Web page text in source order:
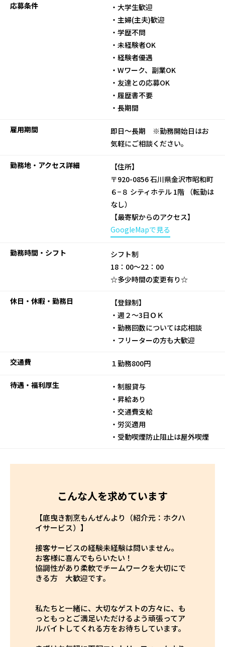
応募条件
・大学生歓迎
・主婦(主夫)歓迎
・学歴不問
・未経験者OK
・経験者優遇
・Wワーク、副業OK
・友達との応募OK
・履歴書不要
・長期間
雇用期間
即日～長期 ※勤務開始日はお
気軽にご相談ください。
勤務地・アクセス詳細
【住所】
〒920-0856 石川県金沢市昭和町
６−８ シティホテル 1階 （転勤は
なし）
【最寄駅からのアクセス】
GoogleMapで見る
勤務時間・シフト
シフト制
18：00～22：00
☆多少時間の変更有り☆
休日・休暇・勤務日
【登録制】
・週２～3日ＯＫ
・勤務回数については応相談
・フリーターの方も大歓迎
交通費 １勤務800円
待遇・福利厚生
・制服貸与
・昇給あり
・交通費支給
・労災適用
・受動喫煙防止阻止は屋外喫煙
こんな人を求めています
【底曳き割烹もんぜんより（紹介元：ホクハ
イサービス）】
接客サービスの経験未経験は問いません。
お客様に喜んでもらいたい！
協調性があり柔軟でチームワークを大切にで
きる方 大歓迎です。
私たちと一緒に、大切なゲストの方々に、も
っともっとご満足いただけるよう頑張ってア
ルバイトしてくれる方をお待ちしています。